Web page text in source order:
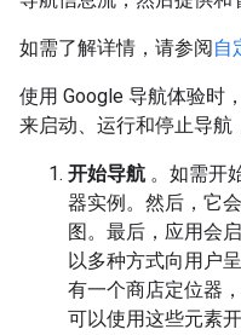
如需了解详情，请参阅自
使用 Google 导航体验时
来启动、运行和停止导航
开始导航 。如需开
器实例。然后，它
图。最后，应用会
以多种方式向用户
有一个商店定位器
可以使用这些元素